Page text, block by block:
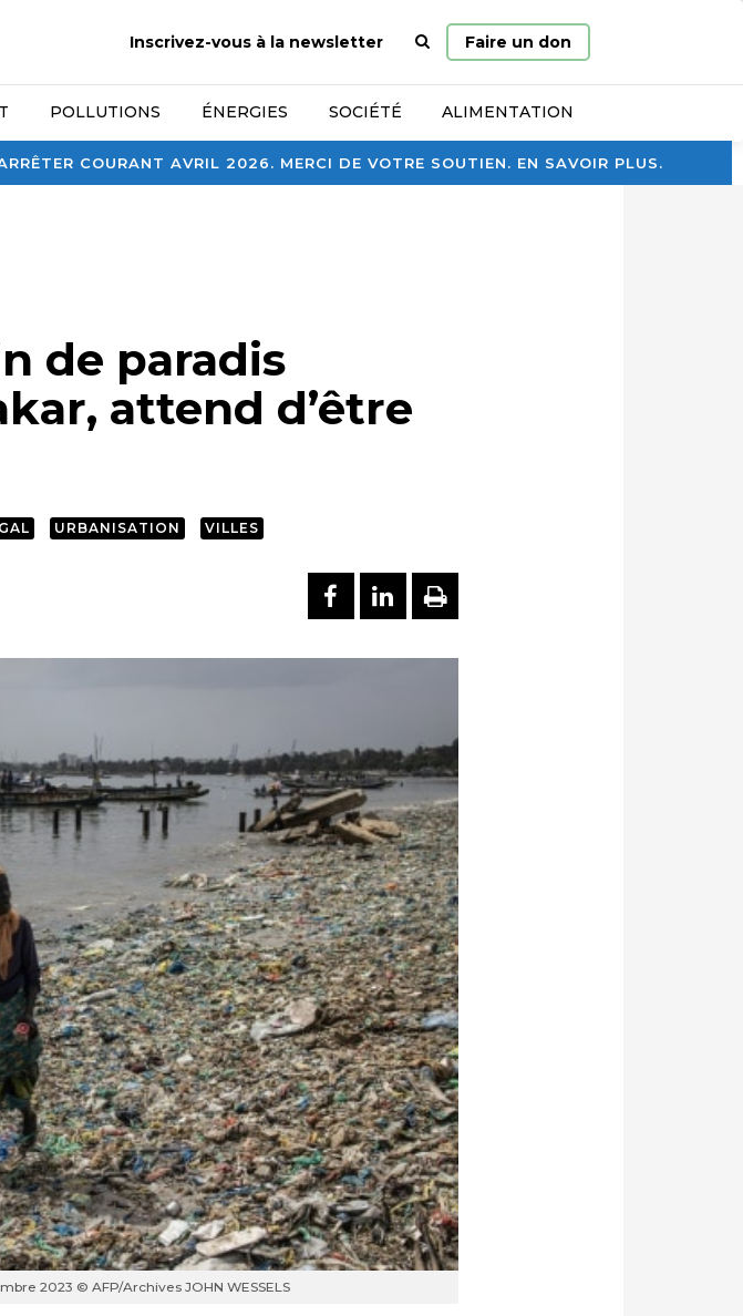
COURANT AVRIL 2026. MERCI DE VOTRE SOUTIEN. EN SAVOIR PLUS.
Inscrivez-vous à la newsletter
Page
d’accueil
Faire un don
POLLUTIONS ÉNERGIES SOCIÉTÉ ALIMENTATION
de paradis
attend d’être
URBANISATION VILLES
PARTAGER SUR FACEBOOK
PARTAGER SUR
IMPRIMER
2023 © AFP/Archives JOHN WESSELS